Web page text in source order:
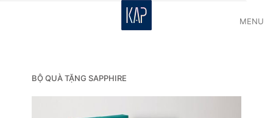
MENU
BỘ QUÀ TẶNG SAPPHIRE